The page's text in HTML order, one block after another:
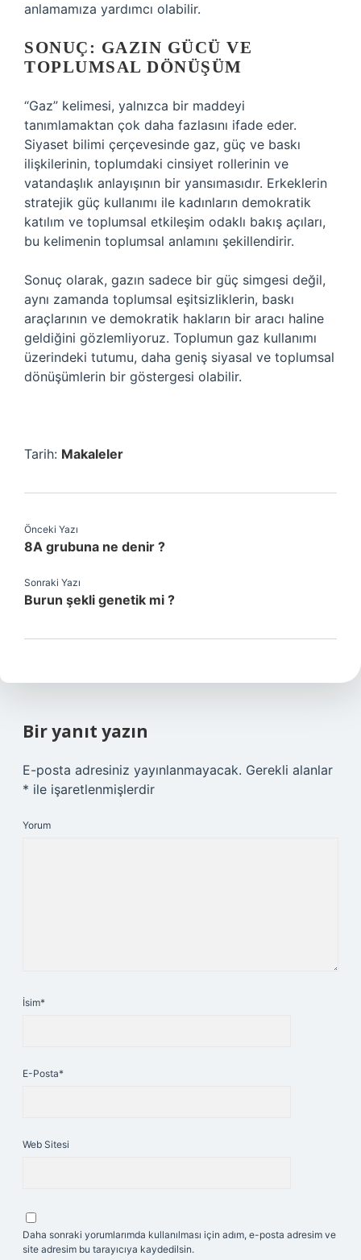
anlamamıza yardımcı olabilir.
SONUÇ: GAZIN GÜCÜ VE
TOPLUMSAL DÖNÜŞÜM
“Gaz” kelimesi, yalnızca bir maddeyi
tanımlamaktan çok daha fazlasını ifade eder.
Siyaset bilimi çerçevesinde gaz, güç ve baskı
ilişkilerinin, toplumdaki cinsiyet rollerinin ve
vatandaşlık anlayışının bir yansımasıdır. Erkeklerin
stratejik güç kullanımı ile kadınların demokratik
katılım ve toplumsal etkileşim odaklı bakış açıları,
bu kelimenin toplumsal anlamını şekillendirir.
Sonuç olarak, gazın sadece bir güç simgesi değil,
aynı zamanda toplumsal eşitsizliklerin, baskı
araçlarının ve demokratik hakların bir aracı haline
geldiğini gözlemliyoruz. Toplumun gaz kullanımı
üzerindeki tutumu, daha geniş siyasal ve toplumsal
dönüşümlerin bir göstergesi olabilir.
Tarih: Makaleler
Önceki Yazı
8A grubuna ne denir ?
Sonraki Yazı
Burun şekli genetik mi ?
Bir yanıt yazın
E-posta adresiniz yayınlanmayacak. Gerekli alanlar
* ile işaretlenmişlerdir
Yorum
İsim*
E-Posta*
Web Sitesi
Daha sonraki yorumlarımda kullanılması için adım, e-posta adresim ve
site adresim bu tarayıcıya kaydedilsin.